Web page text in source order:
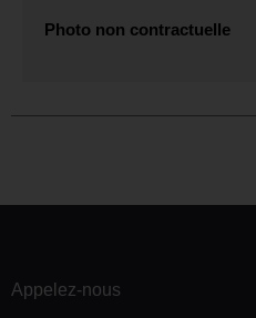
Photo non contractuelle
Appelez-nous